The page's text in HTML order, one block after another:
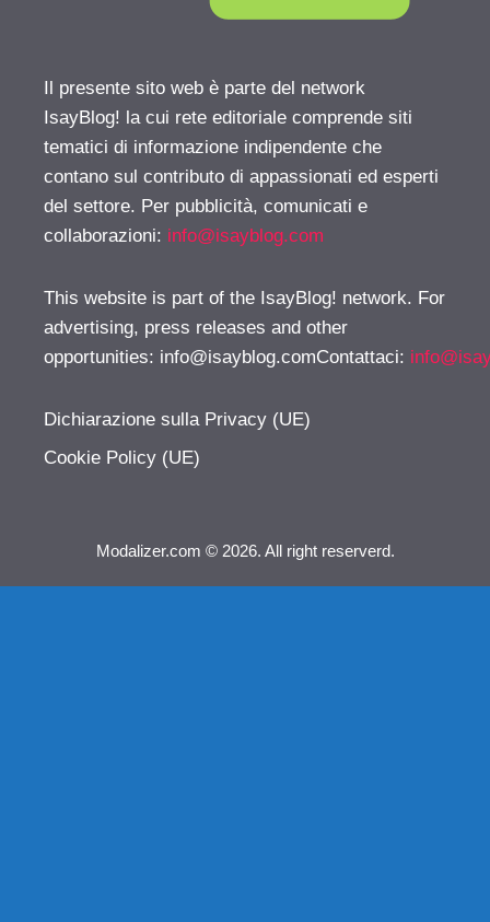
Il presente sito web è parte del network
IsayBlog! la cui rete editoriale comprende siti
tematici di informazione indipendente che
contano sul contributo di appassionati ed esperti
del settore. Per pubblicità, comunicati e
collaborazioni: info@isayblog.com
This website is part of the IsayBlog! network. For
advertising, press releases and other
opportunities: info@isayblog.comContattaci:
Dichiarazione sulla Privacy (UE)
Cookie Policy (UE)
Modalizer.com © 2026. All right reserverd.